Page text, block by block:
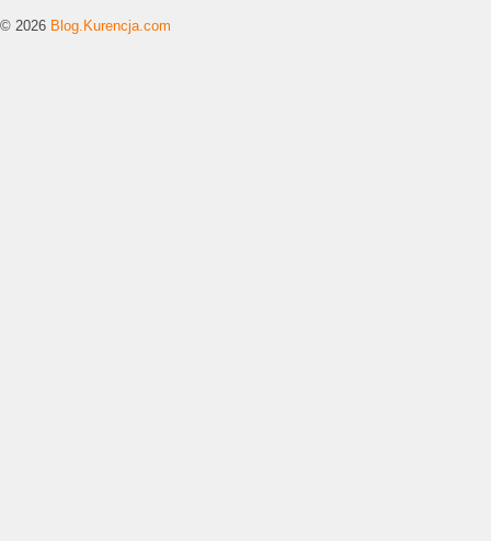
© 2026 Blog.Kurencja.com